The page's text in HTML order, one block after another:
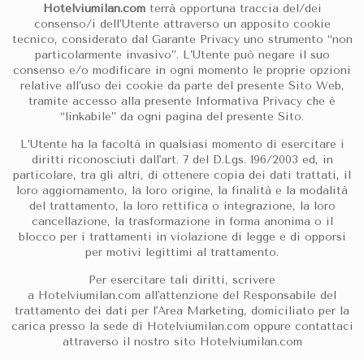
Hotelviumilan.comterrà opportuna traccia del/dei
consenso/i dell’Utente attraverso un apposito cookie
tecnico, considerato dal Garante Privacy uno strumento “non
particolarmente invasivo”. L’Utente può negare il suo
consenso e/o modificare in ogni momento le proprie opzioni
relative all’uso dei cookie da parte del presente Sito Web,
tramite accesso alla presente Informativa Privacy che è
“linkabile” da ogni pagina del presente Sito.
L’Utente ha la facoltá in qualsiasi momento di esercitare i
diritti riconosciuti dall'art. 7 del D.Lgs. 196/2003 ed, in
particolare, tra gli altri, di ottenere copia dei dati trattati, il
loro aggiornamento, la loro origine, la finalità e la modalità
del trattamento, la loro rettifica o integrazione, la loro
cancellazione, la trasformazione in forma anonima o il
blocco per i trattamenti in violazione di legge e di opporsi
per motivi legittimi al trattamento.
Per esercitare tali diritti, scrivere
a Hotelviumilan.com all'attenzione del Responsabile del
trattamento dei dati per l'Area Marketing, domiciliato per la
carica presso la sede di Hotelviumilan.com oppure contattaci
attraverso il nostro sito Hotelviumilan.com